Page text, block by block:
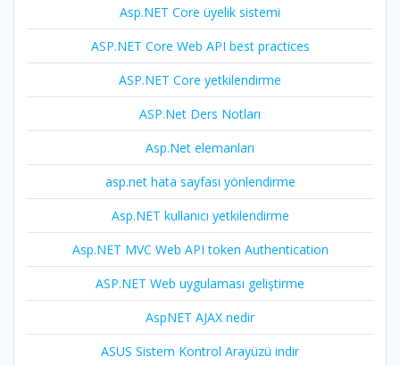
Asp.NET Core üyelik sistemi
ASP.NET Core Web API best practices
ASP.NET Core yetkilendirme
ASP.Net Ders Notları
Asp.Net elemanları
asp.net hata sayfası yönlendirme
Asp.NET kullanıcı yetkilendirme
Asp.NET MVC Web API token Authentication
ASP.NET Web uygulaması geliştirme
AspNET AJAX nedir
ASUS Sistem Kontrol Arayüzü indir